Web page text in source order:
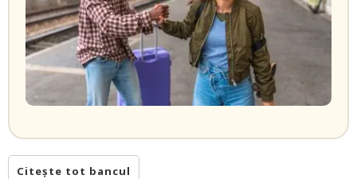
Citește tot bancul